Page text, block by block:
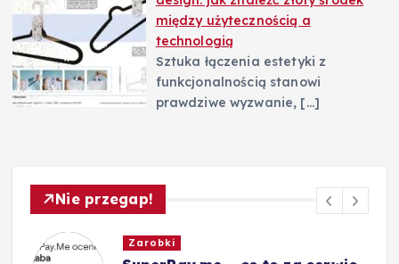
między użytecznością a
technologią
Sztuka łączenia estetyki z
funkcjonalnością stanowi
prawdziwe wyzwanie, […]
Nie przegap!
Zarobki